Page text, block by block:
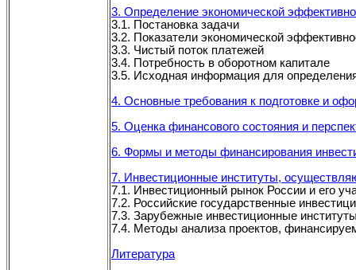
3. Определение экономической
3.1. Постановка задачи
3.2. Показатели экономической
3.3. Чистый поток платежей
3.4. Потребность в оборотном капитале
3.5. Исходная информация для
4. Основные требования к подготовке и
5. Оценка финансового состояния и
6. Формы и методы финансирования
7. Инвестиционные институты,
7.1. Инвестиционный рынок России и его
7.2. Российские государственные
7.3. Зарубежные инвестиционные
7.4. Методы анализа проектов,
Литература